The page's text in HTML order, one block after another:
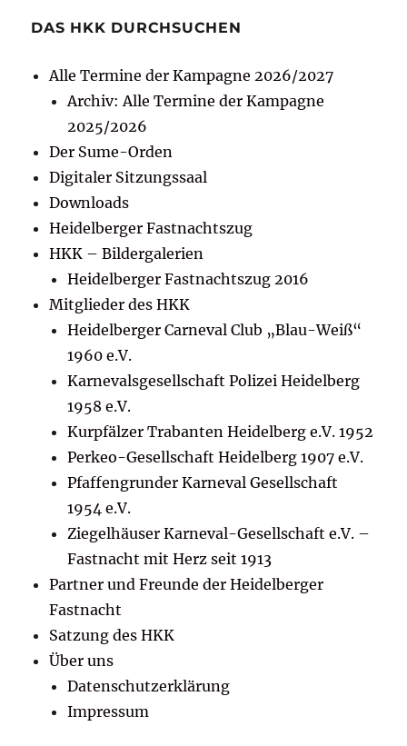
DAS HKK DURCHSUCHEN
Alle Termine der Kampagne 2026/2027
Archiv: Alle Termine der Kampagne
2025/2026
Der Sume-Orden
Digitaler Sitzungssaal
Downloads
Heidelberger Fastnachtszug
HKK – Bildergalerien
Heidelberger Fastnachtszug 2016
Mitglieder des HKK
Heidelberger Carneval Club „Blau-Weiß“
1960 e.V.
Karnevalsgesellschaft Polizei Heidelberg
1958 e.V.
Kurpfälzer Trabanten Heidelberg e.V. 1952
Perkeo-Gesellschaft Heidelberg 1907 e.V.
Pfaffengrunder Karneval Gesellschaft
1954 e.V.
Ziegelhäuser Karneval-Gesellschaft e.V. –
Fastnacht mit Herz seit 1913
Partner und Freunde der Heidelberger
Fastnacht
Satzung des HKK
Über uns
Datenschutzerklärung
Impressum